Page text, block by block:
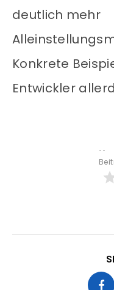
deutlich mehr
Konkrete
Entwickler